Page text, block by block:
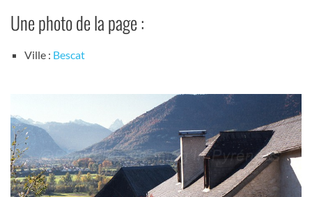
Une photo de la page :
Ville : Bescat